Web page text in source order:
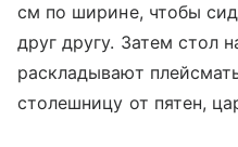
см по ширине, чтобы
друг другу. Затем стол
раскладывают
столешницу от пятен,